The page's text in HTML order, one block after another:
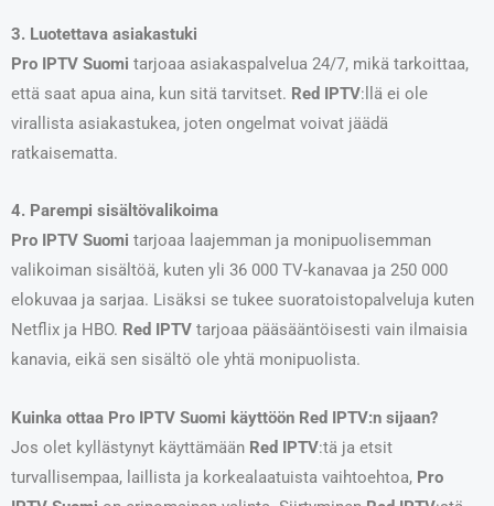
3. Luotettava asiakastuki
Pro IPTV Suomi tarjoaa asiakaspalvelua 24/7, mikä tarkoittaa,
että saat apua aina, kun sitä tarvitset. Red IPTV:llä ei ole
virallista asiakastukea, joten ongelmat voivat jäädä
ratkaisematta.
4. Parempi sisältövalikoima
Pro IPTV Suomi tarjoaa laajemman ja monipuolisemman
valikoiman sisältöä, kuten yli 36 000 TV-kanavaa ja 250 000
elokuvaa ja sarjaa. Lisäksi se tukee suoratoistopalveluja kuten
Netflix ja HBO. Red IPTV tarjoaa pääsääntöisesti vain ilmaisia
kanavia, eikä sen sisältö ole yhtä monipuolista.
Kuinka ottaa Pro IPTV Suomi käyttöön Red IPTV:n sijaan?
Jos olet kyllästynyt käyttämään Red IPTV:tä ja etsit
turvallisempaa, laillista ja korkealaatuista vaihtoehtoa, Pro